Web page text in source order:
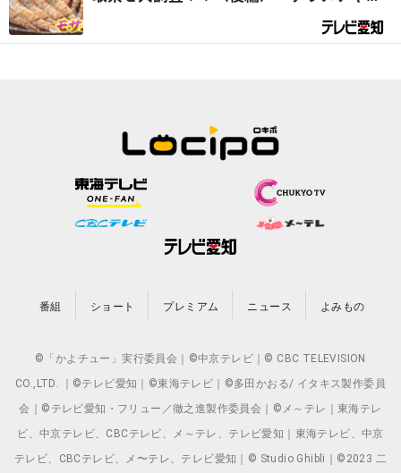
番組 ショート プレミアム ニュース よみもの
©「かよチュー」実行委員会｜©中京テレビ｜© CBC TELEVISION
CO.,LTD. ｜©テレビ愛知｜©東海テレビ｜©多田かおる/ イタキス製作委員
会｜©テレビ愛知・フリュー／徹之進製作委員会｜©メ～テレ｜東海テレ
ビ、中京テレビ、CBCテレビ、メ～テレ、テレビ愛知｜東海テレビ、中京
テレビ、CBCテレビ、メ〜テレ、テレビ愛知｜© Studio Ghibli｜©2023 二